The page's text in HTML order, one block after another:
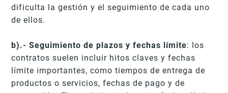
dificulta la gestión y el seguimiento de cada uno
de ellos.
b).- Seguimiento de plazos y fechas límite: los
contratos suelen incluir hitos claves y fechas
límite importantes, como tiempos de entrega de
productos o servicios, fechas de pago y de